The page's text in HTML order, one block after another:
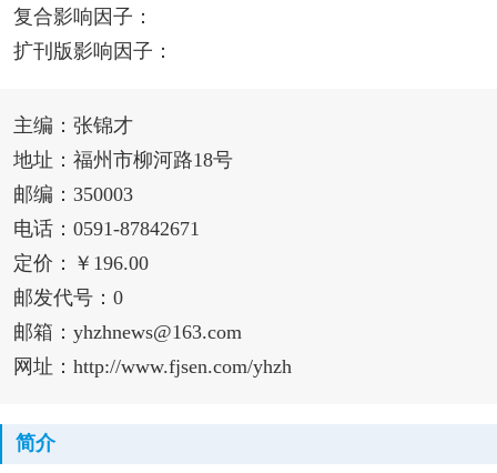
复合影响因子：
扩刊版影响因子：
主编：张锦才
地址：福州市柳河路18号
邮编：350003
电话：0591-87842671
定价：￥196.00
邮发代号：0
邮箱：yhzhnews@163.com
网址：http://www.fjsen.com/yhzh
简介